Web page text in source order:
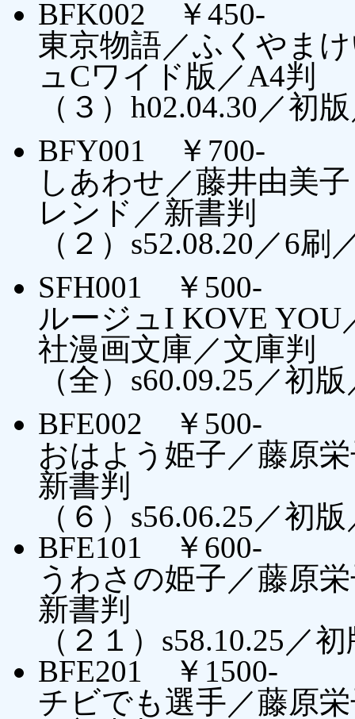
BFK002 ￥450-
東京物語／ふくやま
ュCワイド版／A4判
（３）h02.04.30／初
BFY001 ￥700-
しあわせ／藤井由美
レンド／新書判
（２）s52.08.20／6刷
SFH001 ￥500-
ルージュI KOVE
社漫画文庫／文庫判
（全）s60.09.25／初
BFE002 ￥500-
おはよう姫子／藤原
新書判
（６）s56.06.25／初
BFE101 ￥600-
うわさの姫子／藤原
新書判
（２１）s58.10.25／
BFE201 ￥1500-
チビでも選手／藤原